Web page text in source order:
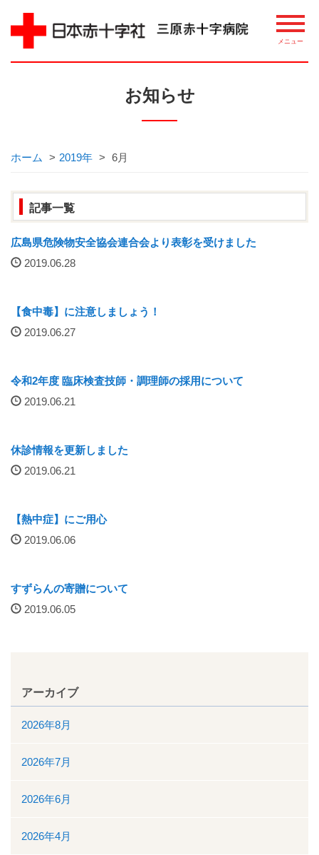
ごあいさつ
講習・講座・教室案内
整備機器等
厚生労働大臣が定める掲示事項
通院について
外来案内
外来診療担当表
診療科一覧
院内の案内図
入院のご案内
身体的拘束最小化のための方針
お知らせ
ホーム > 2019年 > 6月
記事一覧
広島県危険物安全協会連合会より表彰を受けました
2019.06.28
【食中毒】に注意しましょう！
2019.06.27
令和2年度 臨床検査技師・調理師の採用について
2019.06.21
休診情報を更新しました
2019.06.21
【熱中症】にご用心
2019.06.06
すずらんの寄贈について
2019.06.05
アーカイブ
2026年8月
2026年7月
2026年6月
2026年4月